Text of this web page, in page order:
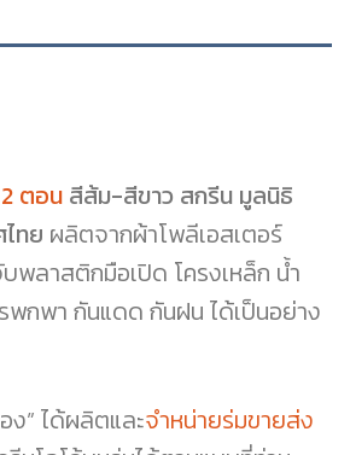
ตอน สีส้ม-สีขาว สกรีน มูลนิธิ
ทย ผลิตจากผ้าโพลีเอสเตอร์
พลาสติกมือเปิด โครงเหล็ก น้ำ
พกพา กันแดด กันฝน ได้เป็นอย่าง
ง” ได้ผลิตและจำหน่ายร่มขายส่ง